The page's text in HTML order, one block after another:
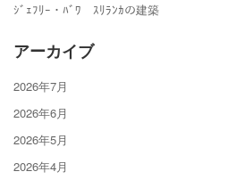
ｼﾞｪﾌﾘｰ・ﾊﾞﾜ ｽﾘﾗﾝｶの建築
アーカイブ
2026年7月
2026年6月
2026年5月
2026年4月